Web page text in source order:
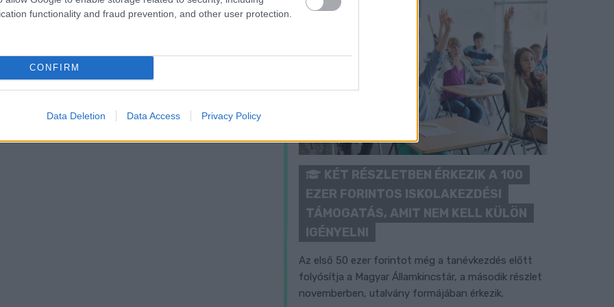
functionality and fraud prevention, and other user protection.
CONFIRM
Data Deletion Data Access Privacy Policy
KÉT RÉSZLETBEN ÉRKEZIK A 100
EZER FORINTOS ISKOLAKEZDÉSI
TÁMOGATÁS, AMIT NEM KELL KÜLÖN
IGÉNYELNI
Az első 50 ezer forintot még a tanévkezdés előtt
folyósítja a Magyar Államkincstár, a második részlet
novemberben, utalvány formájában érkezik.